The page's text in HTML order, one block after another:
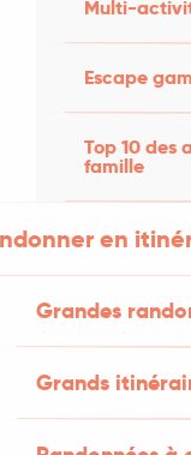
Multi-
Escape
Top 10 des
famille
en
Grandes
Grands